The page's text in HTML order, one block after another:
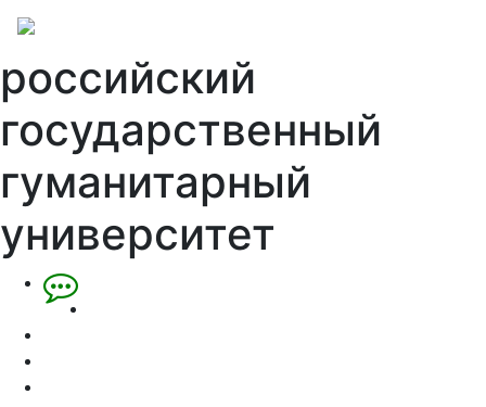
российский
государственный
гуманитарный
университет